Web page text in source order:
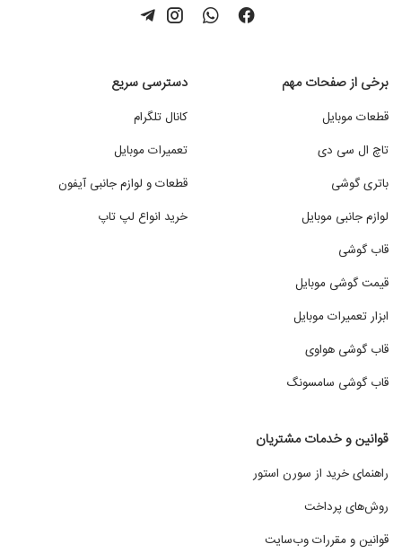
برخی از صفحات مهم
قطعات موبایل
تاچ ال سی دی
باتری گوشی
لوازم جانبی موبایل
قاب گوشی
قیمت گوشی موبایل
ابزار تعمیرات موبایل
قاب گوشی هواوی
قاب گوشی سامسونگ
دسترسی سریع
کانال تلگرام
تعمیرات موبایل
قطعات و لوازم جانبی آیفون
خرید انواع لپ تاپ
قوانین و خدمات مشتریان
راهنمای خرید از سورن استور
روش‌های پرداخت
قوانین و مقررات وب‌سایت